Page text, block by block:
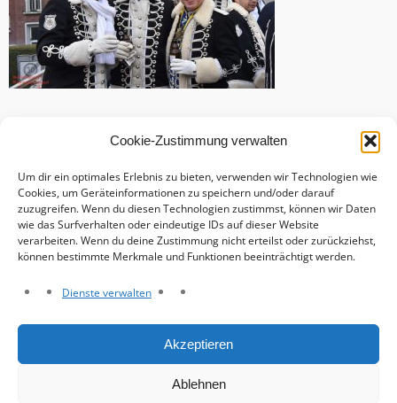
Cookie-Zustimmung verwalten
Um dir ein optimales Erlebnis zu bieten, verwenden wir Technologien wie
Cookies, um Geräteinformationen zu speichern und/oder darauf
zuzugreifen. Wenn du diesen Technologien zustimmst, können wir Daten
wie das Surfverhalten oder eindeutige IDs auf dieser Website
verarbeiten. Wenn du deine Zustimmung nicht erteilst oder zurückziehst,
können bestimmte Merkmale und Funktionen beeinträchtigt werden.
Dienste verwalten
Akzeptieren
Ablehnen